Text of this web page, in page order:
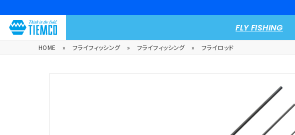
FLY FISHING
HOME » フライフィッシング » フライフィッシング » フライロッド